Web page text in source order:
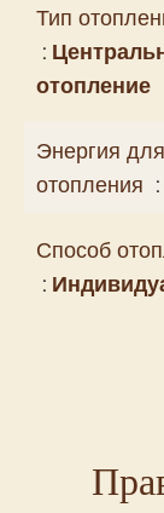
Тип
отопление
Энергия для
отопления
Способ